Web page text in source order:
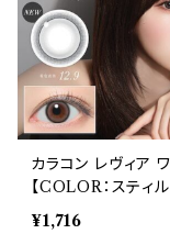
カラコン レヴィア
【COLOR：スティル
箱10枚入 度あり 14.1mm
キムチェウォン
¥1,716